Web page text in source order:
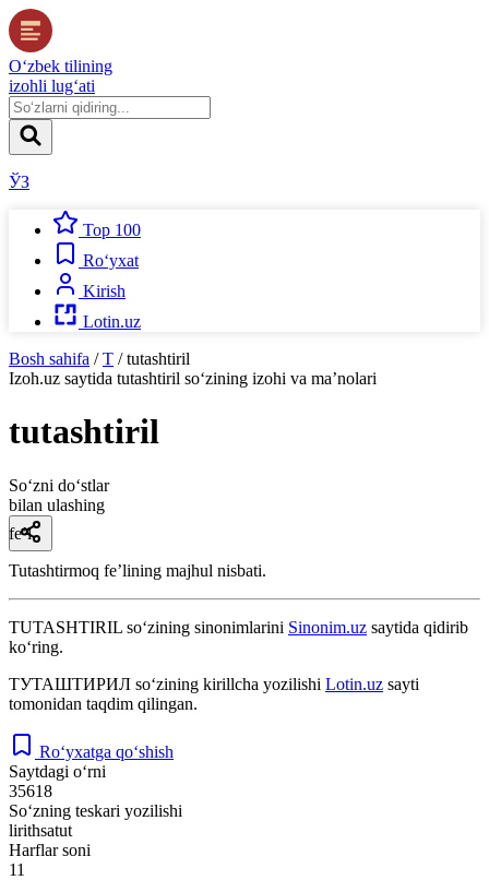
O‘zbek tilining
izohli lug‘ati
ЎЗ
Top 100
Ro‘yxat
Kirish
Lotin.uz
Bosh sahifa / T / tutashtiril
Izoh.uz saytida tutashtiril so‘zining izohi va ma’nolari
tutashtiril
So‘zni do‘stlar
bilan ulashing
fe’l
Tutashtirmoq feʼlining majhul nisbati.
TUTASHTIRIL so‘zining sinonimlarini Sinonim.uz saytida qidirib
ko‘ring.
ТУТАШТИРИЛ so‘zining kirillcha yozilishi Lotin.uz sayti
tomonidan taqdim qilingan.
Ro‘yxatga qo‘shish
Saytdagi o‘rni
35618
So‘zning teskari yozilishi
lirithsatut
Harflar soni
11